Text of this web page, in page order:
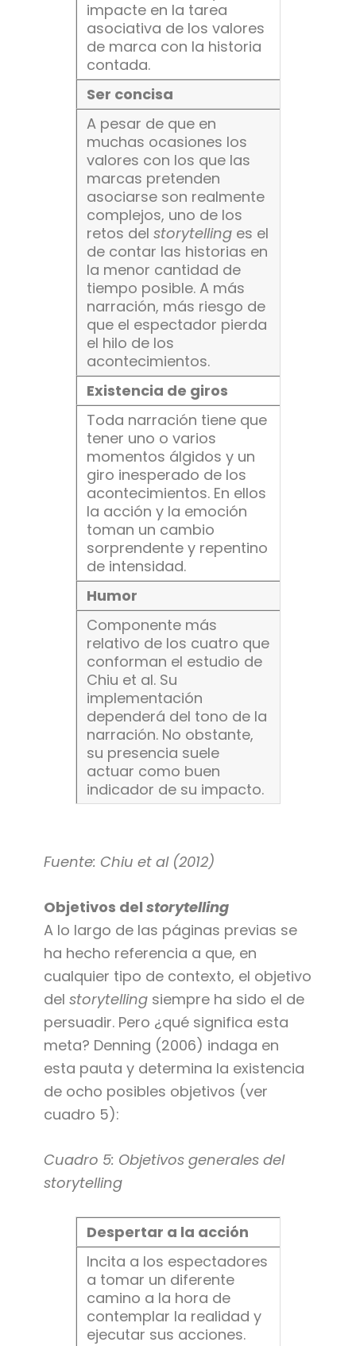
impacte en la tarea
asociativa de los valores
de marca con la historia
contada.
Ser concisa
A pesar de que en
muchas ocasiones los
valores con los que las
marcas pretenden
asociarse son realmente
complejos, uno de los
retos del storytellinges el
de contar las historias en
la menor cantidad de
tiempo posible. A más
narración, más riesgo de
que el espectador pierda
el hilo de los
acontecimientos.
Existencia de giros
Toda narración tiene que
tener uno o varios
momentos álgidos y un
giro inesperado de los
acontecimientos. En ellos
la acción y la emoción
toman un cambio
sorprendente y repentino
de intensidad.
Humor
Componente más
relativo de los cuatro que
conforman el estudio de
Chiu et al. Su
implementación
dependerá del tono de la
narración. No obstante,
su presencia suele
actuar como buen
indicador de su impacto.
Fuente: Chiu et al (2012)
Objetivos del storytelling
A lo largo de las páginas previas se
ha hecho referencia a que, en
cualquier tipo de contexto, el objetivo
del storytellingsiempre ha sido el de
persuadir. Pero ¿qué significa esta
meta? Denning (2006) indaga en
esta pauta y determina la existencia
de ocho posibles objetivos (ver
cuadro 5):
Cuadro 5: Objetivos generales del
storytelling
Despertar a la acción
Incita a los espectadores
a tomar un diferente
camino a la hora de
contemplar la realidad y
ejecutar sus acciones.